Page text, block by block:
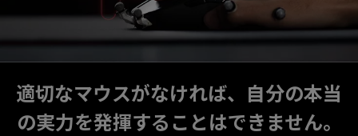
適切なマウスがなければ、自分の本当
の実力を発揮することはできません。